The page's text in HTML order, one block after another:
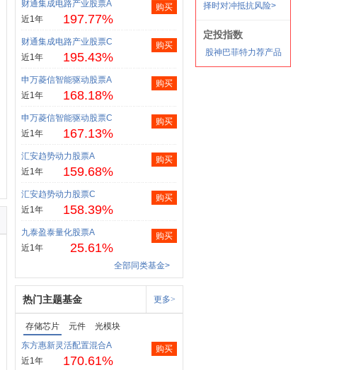
财通集成电路产业股票A
近1年
197.77%
购买
财通集成电路产业股票C
近1年
195.43%
购买
申万菱信智能驱动股票A
近1年
168.18%
购买
申万菱信智能驱动股票C
近1年
167.13%
购买
汇安趋势动力股票A
近1年
159.68%
购买
汇安趋势动力股票C
近1年
158.39%
购买
九泰盈泰量化股票A
近1年
25.61%
购买
全部同类基金>
热门主题基金 更多>
存储芯片 元件
光模块
东方惠新灵活配置混合A
近1年
170.61%
购买